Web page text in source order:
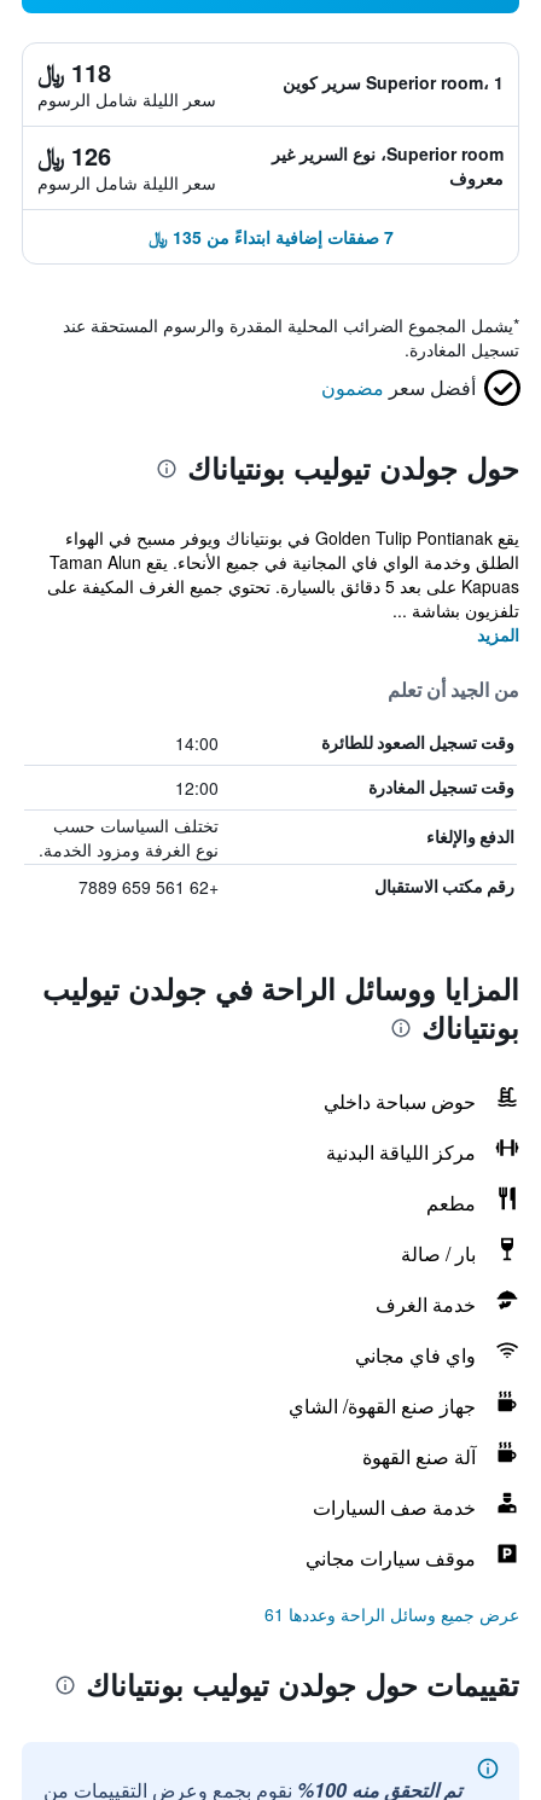
Superior room، 1 سرير كوين 118 ﷼
سعر الليلة شامل الرسوم
Superior room، نوع السرير غير
معروف
126 ﷼
سعر الليلة شامل الرسوم
7 صفقات إضافية ابتداءً من 135 ﷼
*يشمل المجموع الضرائب المحلية المقدرة والرسوم المستحقة عند
تسجيل المغادرة.
أفضل سعر مضمون
حول جولدن تيوليب بونتياناك
يقع Golden Tulip Pontianak في بونتياناك ويوفر مسبح في الهواء
الطلق وخدمة الواي فاي المجانية في جميع الأنحاء. يقع Taman Alun
Kapuas على بعد 5 دقائق بالسيارة. تحتوي جميع الغرف المكيفة على
تلفزيون بشاشة ...
المزيد
من الجيد أن تعلم
وقت تسجيل الصعود للطائرة 14:00
وقت تسجيل المغادرة 12:00
الدفع والإلغاء
تختلف السياسات حسب
نوع الغرفة ومزود الخدمة.
رقم مكتب الاستقبال +62 561 659 7889
المزايا ووسائل الراحة في جولدن تيوليب
بونتياناك
حوض سباحة داخلي
مركز اللياقة البدنية
مطعم
بار / صالة
خدمة الغرف
واي فاي مجاني
جهاز صنع القهوة/ الشاي
آلة صنع القهوة
خدمة صف السيارات
موقف سيارات مجاني
عرض جميع وسائل الراحة وعددها 61
تقييمات حول جولدن تيوليب بونتياناك
تم التحقق منه 100% نقوم بجمع وعرض التقييمات من